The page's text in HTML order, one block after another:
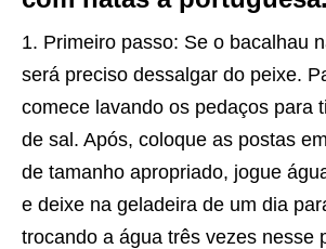
Primeiro passo: Se o bacalhau
será preciso dessalgar do peixe.
comece lavando os pedaços para
de sal. Após, coloque as postas
de tamanho apropriado, jogue
e deixe na geladeira de um dia
trocando a água três vezes nesse